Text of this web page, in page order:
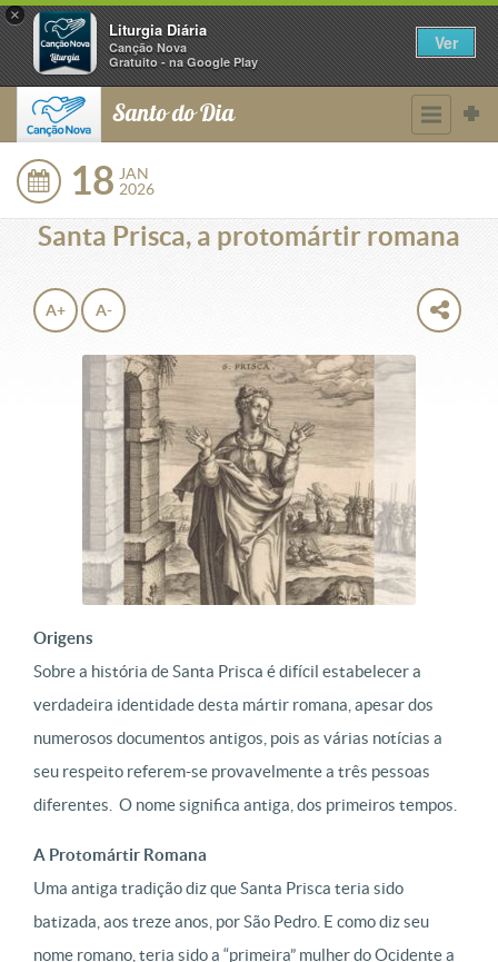
×
Liturgia Diária
Canção Nova
Gratuito - na Google Play
Ver
Santo do Dia
18 JAN
2026
Santa Prisca, a protomártir romana
A+ A-
Origens
Sobre a história de Santa Prisca é difícil estabelecer a
verdadeira identidade desta mártir romana, apesar dos
numerosos documentos antigos, pois as várias notícias a
seu respeito referem-se provavelmente a três pessoas
diferentes. O nome significa antiga, dos primeiros tempos.
A Protomártir Romana
Uma antiga tradição diz que Santa Prisca teria sido
batizada, aos treze anos, por São Pedro. E como diz seu
nome romano, teria sido a “primeira” mulher do Ocidente a